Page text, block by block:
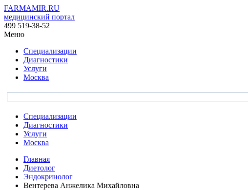
FARMAMIR.RU
медицинский портал
499 519-38-52
Меню
Специализации
Диагностики
Услуги
Москва
Специализации
Диагностики
Услуги
Москва
Главная
Диетолог
Эндокринолог
Вентерева Анжелика Михайловна